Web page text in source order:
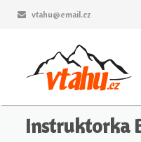
vtahu@email.cz
Instruktorka